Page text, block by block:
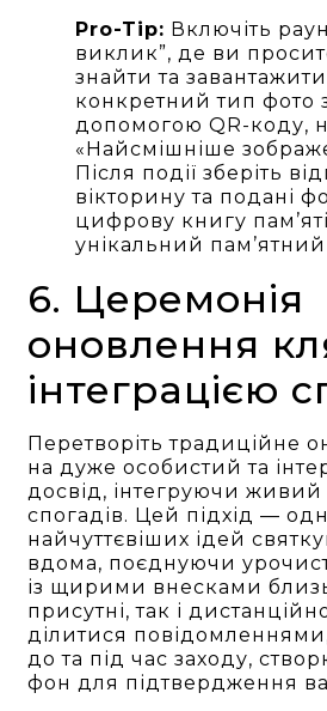
Pro-Tip: Включіть
виклик”, де ви
знайти та завантажити
конкретний тип фото
допомогою QR-коду,
«Найсмішніше
Після події зберіть
вікторину та подані
цифрову книгу
унікальний
6. Церемонія
оновлення
інтеграцією
Перетворіть традиційне
на дуже особистий та
досвід, інтегруючи живий
спогадів. Цей підхід —
найчуттєвіших ідей
вдома, поєднуючи
із щирими внесками
присутні, так і
ділитися
до та під час заходу,
фон для підтвердження